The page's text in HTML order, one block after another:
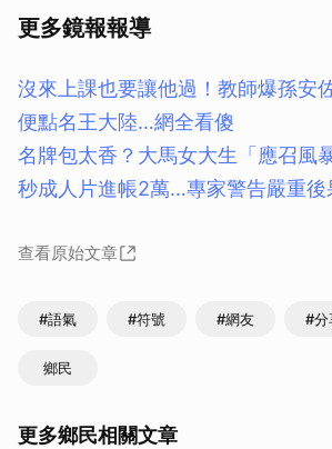
更多鏡報報導
沒來上課也要讓他過！教師爆孫安
便點名王大陸…網全看傻
名牌包太香？大馬女大生「應召
秒成人片進帳2萬…專家警告嚴重後
查看原始文章
#語氣 #符號 #網友 #分
鄉民
更多鄉民相關文章